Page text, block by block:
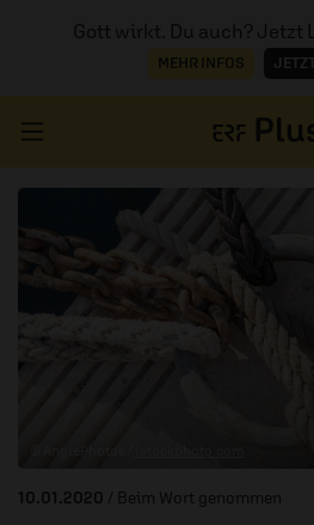
Gott wirkt. Du auch? Jetzt
MEHR INFOS
ERZÄHL MAL
AUDIOTHEK
10.01.2020 / Beim Wort genommen